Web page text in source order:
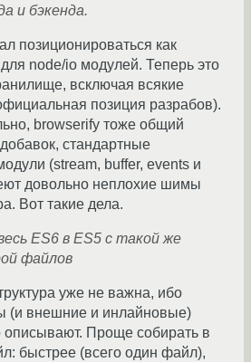
и бэкенда.
позиционироваться как
node/io модулей. Теперь это
всключая всякие
позиция разрабов).
browserify тоже общий
стандартные
(stream, buffer, events и
довольно неплохие шимы
Вот такие дела.
ES6 в ES5 с такой же
файлов
уже не важна, ибо
(и внешние и инлайновые)
описывают. Проще собирать в
быстрее (всего один файл),